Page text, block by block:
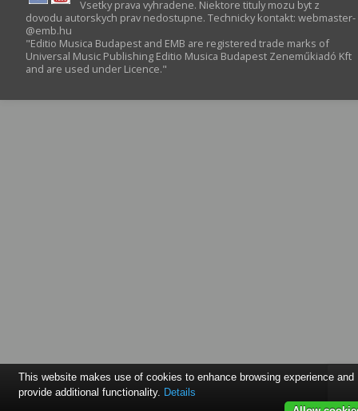
Vsetky prava vyhradene. Niektore tituly mozu byt z
dovodu autorskych prav nedostupne. Technicky kontakt: webmaster­
@­emb.hu
"Editio Musica Budapest and EMB are registered trade marks of
Universal Music Publishing Editio Musica Budapest Zeneműkiadó Kft
and are used under Licence."
This website makes use of cookies to enhance browsing experience and
provide additional functionality. Details